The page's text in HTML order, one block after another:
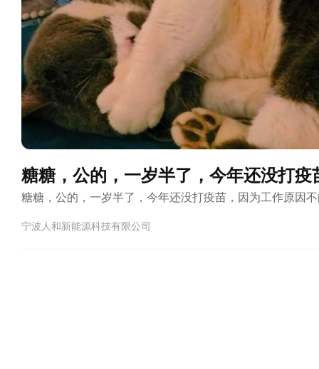
糖糖，公的，一岁半了，今年还没打疫
糖糖，公的，一岁半了，今年还没打疫苗，因为工作原因
宁波人和新能源科技有限公司